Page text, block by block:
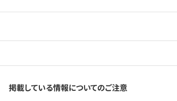
掲載している情報についてのご注意